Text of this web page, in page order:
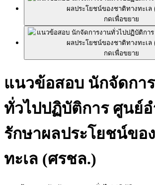
กดเพื่อขยาย
กดเพื่อขยาย
แนวข้อสอบ นักจัดกา
ทั่วไปปฏิบัติการ ศูนย์
รักษาผลประโยชน์ขอ
ทะเล (ศรชล.)